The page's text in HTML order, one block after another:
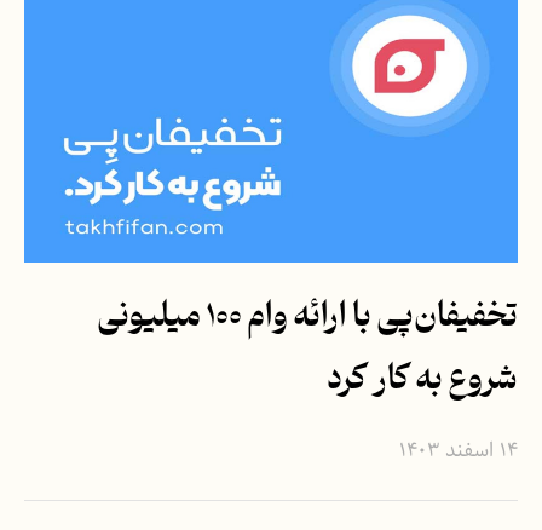
تخفیفان‌پی با ارائه وام ۱۰۰ میلیونی
شروع به‌ کار کرد
۱۴ اسفند ۱۴۰۳